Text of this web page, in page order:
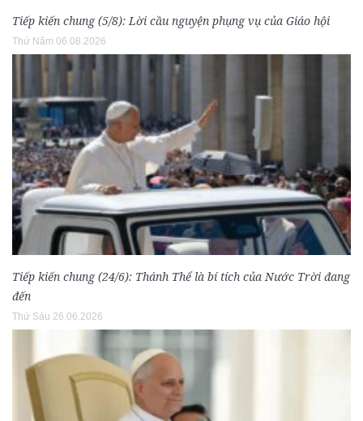
Tiếp kiến chung (5/8): Lời cầu nguyện phụng vụ của Giáo hội
Thứ Năm 06.08.2026
Tiếp kiến chung (24/6): Thánh Thể là bí tích của Nước Trời đang
đến
Thứ Sáu 26.06.2026